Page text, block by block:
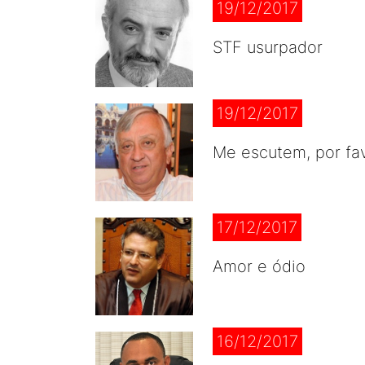
19/12/2017
STF usurpador
19/12/2017
Me escutem, por
17/12/2017
Amor e ódio
16/12/2017